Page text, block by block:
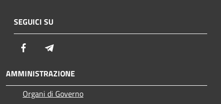
SEGUICI SU
Facebook
AMMINISTRAZIONE
Organi di Governo